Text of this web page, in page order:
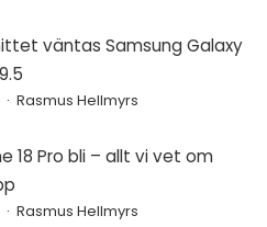
väntas Samsung Galaxy
Rasmus Hellmyrs
18 Pro bli – allt vi vet om
Rasmus Hellmyrs